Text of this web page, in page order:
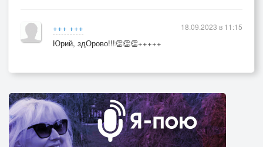
+++ +++
Юрий, здОрово!!!👏👏👏+++++
18.09.2023 в 11:15